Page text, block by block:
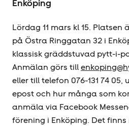
Enköping
Lördag 11 mars kl 15.
på Östra Ringgatan 32 i
klassisk gräddstuvad pytt-i-
Anmälan görs till
eller till telefon 076-131 74
epost och hur många som
anmäla via Facebook
förening i Enköping. Det